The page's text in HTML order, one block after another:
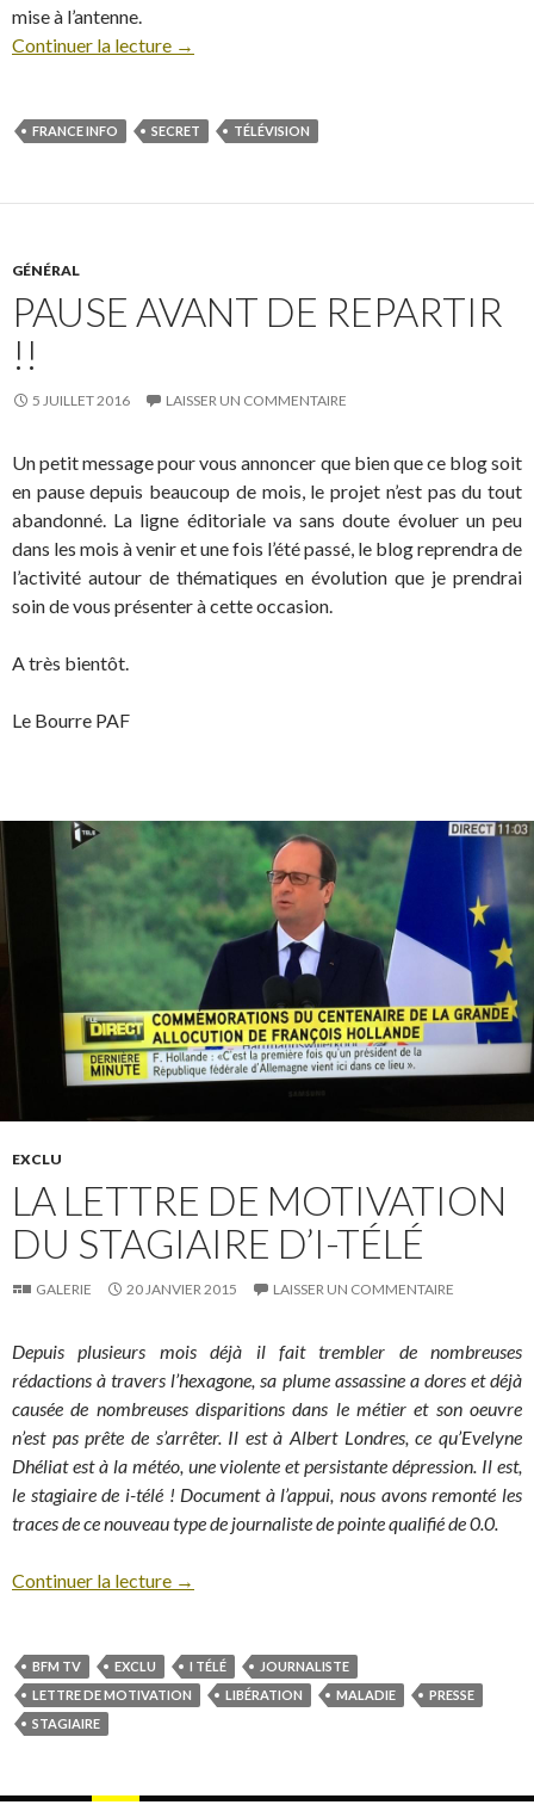
mise à l’antenne.
Continuer la lecture →
FRANCE INFO SECRET TÉLÉVISION
GÉNÉRAL
PAUSE AVANT DE REPARTIR
!!
5 JUILLET 2016 LAISSER UN COMMENTAIRE
Un petit message pour vous annoncer que bien que ce blog soit
en pause depuis beaucoup de mois, le projet n’est pas du tout
abandonné. La ligne éditoriale va sans doute évoluer un peu
dans les mois à venir et une fois l’été passé, le blog reprendra de
l’activité autour de thématiques en évolution que je prendrai
soin de vous présenter à cette occasion.
A très bientôt.
Le Bourre PAF
EXCLU
LA LETTRE DE MOTIVATION
DU STAGIAIRE D’I-TÉLÉ
GALERIE 20 JANVIER 2015 LAISSER UN COMMENTAIRE
Depuis plusieurs mois déjà il fait trembler de nombreuses
rédactions à travers l’hexagone, sa plume assassine a dores et déjà
causée de nombreuses disparitions dans le métier et son oeuvre
n’est pas prête de s’arrêter. Il est à Albert Londres, ce qu’Evelyne
Dhéliat est à la météo, une violente et persistante dépression. Il est,
le stagiaire de i-télé ! Document à l’appui, nous avons remonté les
traces de ce nouveau type de journaliste de pointe qualifié de 0.0.
Continuer la lecture →
BFM TV EXCLU I TÉLÉ
JOURNALISTE
LETTRE DE MOTIVATION
LIBÉRATION MALADIE
PRESSE
STAGIAIRE